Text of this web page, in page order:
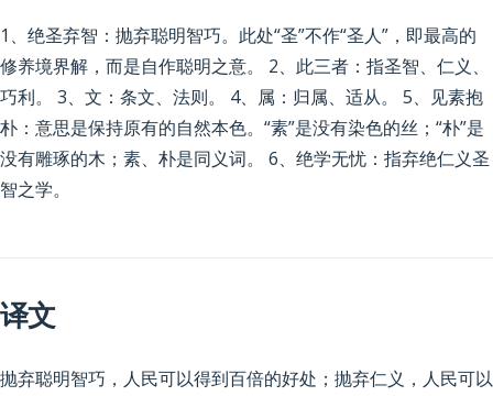
1、绝圣弃智：抛弃聪明智巧。此处“圣”不作“圣人”，即最高的
修养境界解，而是自作聪明之意。 2、此三者：指圣智、仁义、
巧利。 3、文：条文、法则。 4、属：归属、适从。 5、见素抱
朴：意思是保持原有的自然本色。“素”是没有染色的丝；“朴”是
没有雕琢的木；素、朴是同义词。 6、绝学无忧：指弃绝仁义圣
智之学。
译文
抛弃聪明智巧，人民可以得到百倍的好处；抛弃仁义，人民可以